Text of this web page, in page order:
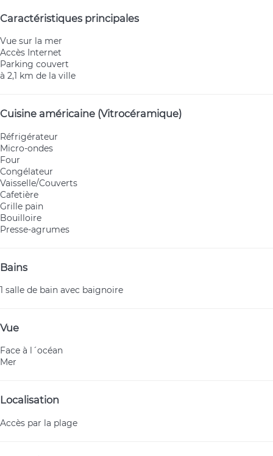
Caractéristiques principales
Vue sur la mer
Accès Internet
Parking couvert
à 2,1 km de la ville
Cuisine américaine (Vitrocéramique)
Réfrigérateur
Micro-ondes
Four
Congélateur
Vaisselle/Couverts
Cafetière
Grille pain
Bouilloire
Presse-agrumes
Bains
1 salle de bain avec baignoire
Vue
Face à l´océan
Mer
Localisation
Accès par la plage